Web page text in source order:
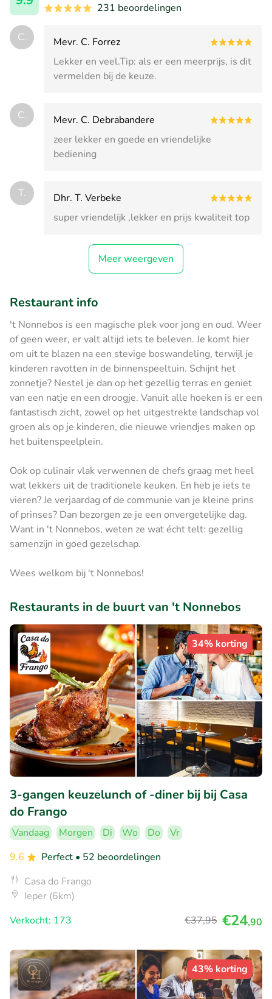
231 beoordelingen
C.
Mevr. C. Forrez
Lekker en veel.Tip: als er een meerprijs, is dit
vermelden bij de keuze.
C.
Mevr. C. Debrabandere
zeer lekker en goede en vriendelijke
bediening
T.
Dhr. T. Verbeke
super vriendelijk ,lekker en prijs kwaliteit top
Meer weergeven
Restaurant info
't Nonnebos is een magische plek voor jong en oud. Weer
of geen weer, er valt altijd iets te beleven. Je komt hier
om uit te blazen na een stevige boswandeling, terwijl je
kinderen ravotten in de binnenspeeltuin. Schijnt het
zonnetje? Nestel je dan op het gezellig terras en geniet
van een natje en een droogje. Vanuit alle hoeken is er een
fantastisch zicht, zowel op het uitgestrekte landschap vol
groen als op je kinderen, die nieuwe vriendjes maken op
het buitenspeelplein.
Ook op culinair vlak verwennen de chefs graag met heel
wat lekkers uit de traditionele keuken. En heb je iets te
vieren? Je verjaardag of de communie van je kleine prins
of prinses? Dan bezorgen ze je een onvergetelijke dag.
Want in 't Nonnebos, weten ze wat écht telt: gezellig
samenzijn in goed gezelschap.
Wees welkom bij 't Nonnebos!
Restaurants in de buurt van 't Nonnebos
34% korting
3-gangen keuzelunch of -diner bij bij Casa
do Frango
Vandaag Morgen Di Wo Do
Vr
9.6
Perfect • 52 beoordelingen
Casa do Frango
Ieper (6km)
Verkocht: 173
€37,95 €24,90
43% korting